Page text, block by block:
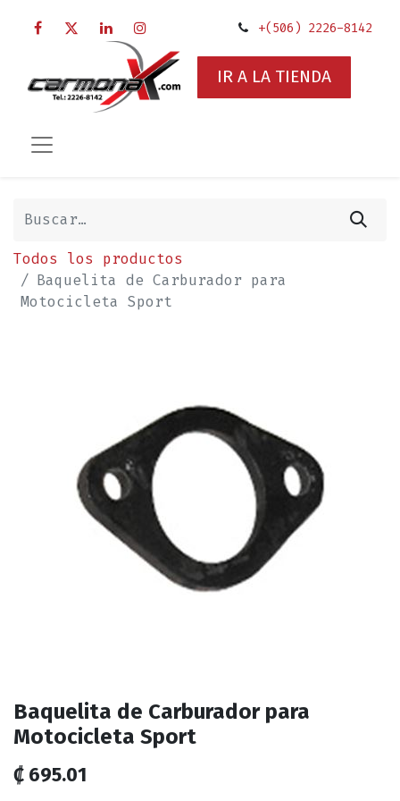
+(506) 2226-8142
IR A LA TIENDA
Todos los productos
Baquelita de Carburador para
Motocicleta Sport
Baquelita de Carburador para
Motocicleta Sport
₡ 695.01